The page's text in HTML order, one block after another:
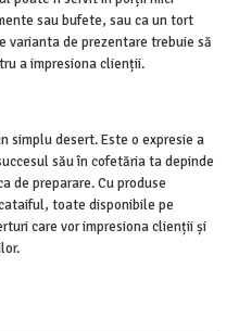
sau bufete, sau ca un tort
varianta de prezentare trebuie să
a impresiona clienții.
simplu desert. Este o expresie a
său în cofetăria ta depinde
de preparare. Cu produse
toate disponibile pe
care vor impresiona clienții și